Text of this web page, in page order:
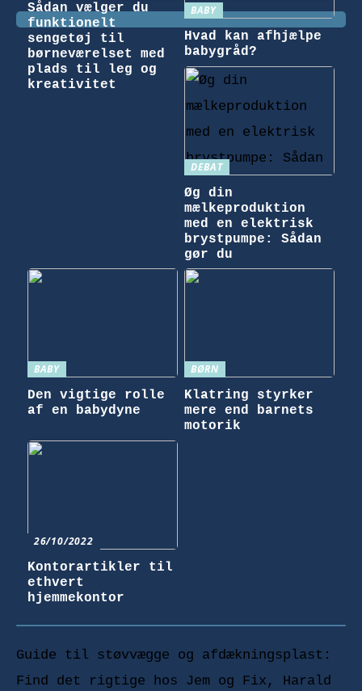
Sådan vælger du
funktionelt
sengetøj til
børneværelset med
plads til leg og
kreativitet
BABY
Hvad kan afhjælpe
babygråd?
DEBAT
Øg din
mælkeproduktion
med en elektrisk
brystpumpe: Sådan
gør du
BABY
Den vigtige rolle
af en babydyne
BØRN
Klatring styrker
mere end barnets
motorik
26/10/2022
Kontorartikler til
ethvert
hjemmekontor
Guide til støvvægge og afdækningsplast:
Find det rigtige hos Jem og Fix, Harald